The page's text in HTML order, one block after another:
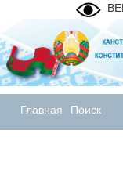
Главная Поиск